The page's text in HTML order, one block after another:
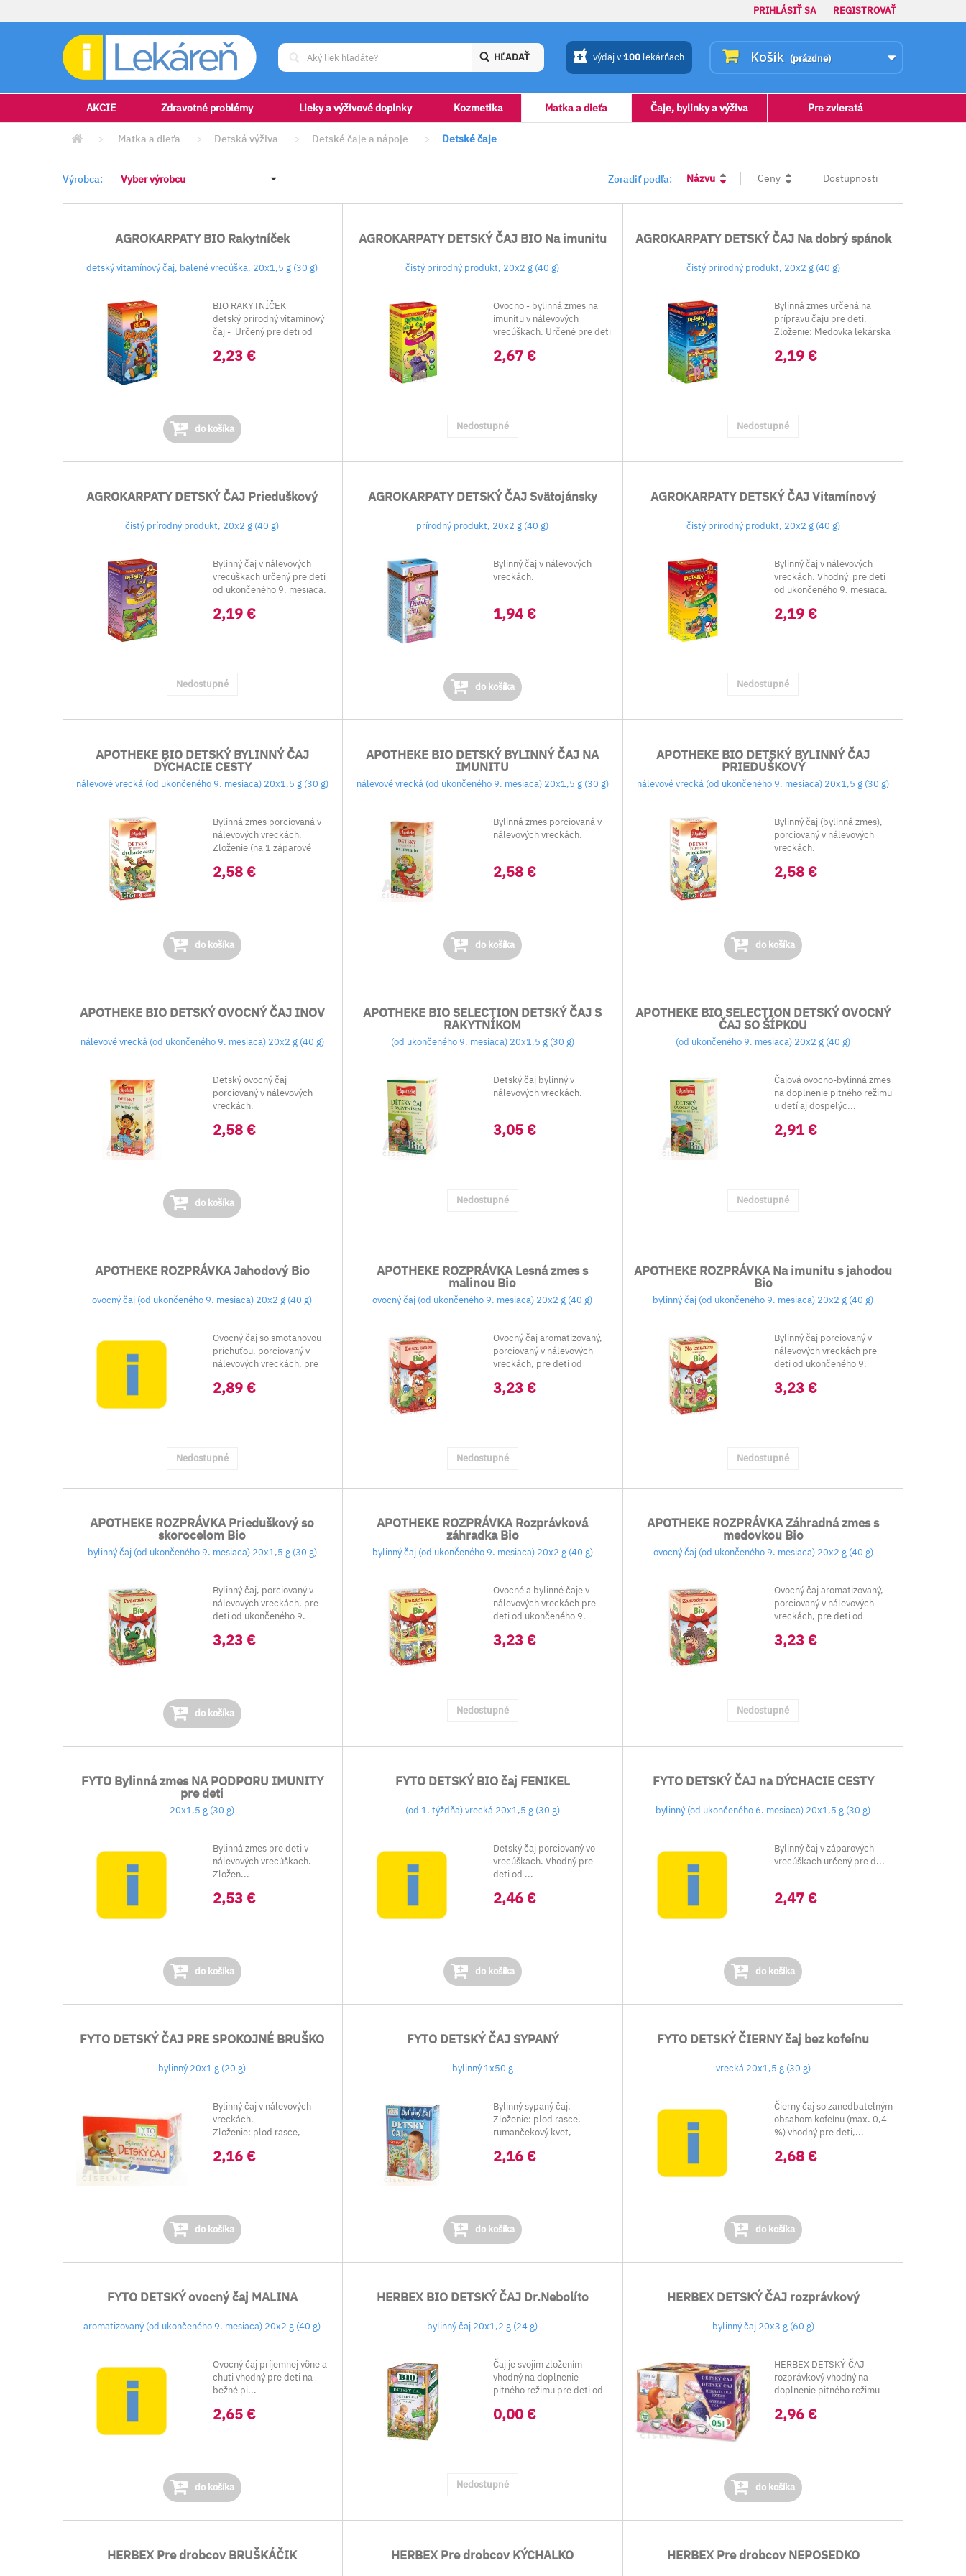
PRIHLÁSIŤ SA REGISTROVAŤ
Košík (prázdne)
HĽADAŤ výdaj v100 lekárňach
AKCIE Zdravotné problémy Lieky a výživové doplnky Kozmetika Matka a dieťa Čaje, bylinky a výživa Pre zvieratá
> Matka a dieťa > Detská výživa > Detské čaje a nápoje > Detské čaje
Výrobca: Vyber výrobcu Zoradiť podľa: Názvu Ceny Dostupnosti
AGROKARPATY BIO Rakytníček
detský vitamínový čaj, balené vrecúška, 20x1,5 g (30 g)
BIO RAKYTNÍČEK
detský prírodný vitamínový
čaj - Určený pre deti od
2,23 €
do košíka
AGROKARPATY DETSKÝ ČAJ BIO Na imunitu
čistý prírodný produkt, 20x2 g (40 g)
Ovocno - bylinná zmes na
imunitu v nálevových
vrecúškach. Určené pre deti
2,67 €
Nedostupné
AGROKARPATY DETSKÝ ČAJ Na dobrý spánok
čistý prírodný produkt, 20x2 g (40 g)
Bylinná zmes určená na
prípravu čaju pre deti.
Zloženie: Medovka lekárska
2,19 €
Nedostupné
AGROKARPATY DETSKÝ ČAJ Prieduškový
čistý prírodný produkt, 20x2 g (40 g)
Bylinný čaj v nálevových
vrecúškach určený pre deti
od ukončeného 9. mesiaca.
2,19 €
Nedostupné
AGROKARPATY DETSKÝ ČAJ Svätojánsky
prírodný produkt, 20x2 g (40 g)
Bylinný čaj v nálevových
vreckách.
1,94 €
do košíka
AGROKARPATY DETSKÝ ČAJ Vitamínový
čistý prírodný produkt, 20x2 g (40 g)
Bylinný čaj v nálevových
vreckách. Vhodný pre deti
od ukončeného 9. mesiaca.
2,19 €
Nedostupné
APOTHEKE BIO DETSKÝ BYLINNÝ ČAJ
DÝCHACIE CESTY
nálevové vrecká (od ukončeného 9. mesiaca) 20x1,5 g (30 g)
Bylinná zmes porciovaná v
nálevových vreckách.
Zloženie (na 1 záparové
2,58 €
do košíka
APOTHEKE BIO DETSKÝ BYLINNÝ ČAJ NA
IMUNITU
nálevové vrecká (od ukončeného 9. mesiaca) 20x1,5 g (30 g)
Bylinná zmes porciovaná v
nálevových vreckách.
2,58 €
do košíka
APOTHEKE BIO DETSKÝ BYLINNÝ ČAJ
PRIEDUŠKOVÝ
nálevové vrecká (od ukončeného 9. mesiaca) 20x1,5 g (30 g)
Bylinný čaj (bylinná zmes),
porciovaný v nálevových
vreckách.
2,58 €
do košíka
APOTHEKE BIO DETSKÝ OVOCNÝ ČAJ INOV
nálevové vrecká (od ukončeného 9. mesiaca) 20x2 g (40 g)
Detský ovocný čaj
porciovaný v nálevových
vreckách.
2,58 €
do košíka
APOTHEKE BIO SELECTION DETSKÝ ČAJ S
RAKYTNÍKOM
(od ukončeného 9. mesiaca) 20x1,5 g (30 g)
Detský čaj bylinný v
nálevových vreckách.
3,05 €
Nedostupné
APOTHEKE BIO SELECTION DETSKÝ OVOCNÝ
ČAJ SO ŠÍPKOU
(od ukončeného 9. mesiaca) 20x2 g (40 g)
Čajová ovocno-bylinná zmes
na doplnenie pitného režimu
u detí aj dospelýc...
2,91 €
Nedostupné
APOTHEKE ROZPRÁVKA Jahodový Bio
ovocný čaj (od ukončeného 9. mesiaca) 20x2 g (40 g)
Ovocný čaj so smotanovou
príchuťou, porciovaný v
nálevových vreckách, pre
2,89 €
Nedostupné
APOTHEKE ROZPRÁVKA Lesná zmes s
malinou Bio
ovocný čaj (od ukončeného 9. mesiaca) 20x2 g (40 g)
Ovocný čaj aromatizovaný,
porciovaný v nálevových
vreckách, pre deti od
3,23 €
Nedostupné
APOTHEKE ROZPRÁVKA Na imunitu s jahodou
Bio
bylinný čaj (od ukončeného 9. mesiaca) 20x2 g (40 g)
Bylinný čaj porciovaný v
nálevových vreckách pre
deti od ukončeného 9.
3,23 €
Nedostupné
APOTHEKE ROZPRÁVKA Prieduškový so
skorocelom Bio
bylinný čaj (od ukončeného 9. mesiaca) 20x1,5 g (30 g)
Bylinný čaj, porciovaný v
nálevových vreckách, pre
deti od ukončeného 9.
3,23 €
do košíka
APOTHEKE ROZPRÁVKA Rozprávková
záhradka Bio
bylinný čaj (od ukončeného 9. mesiaca) 20x2 g (40 g)
Ovocné a bylinné čaje v
nálevových vreckách pre
deti od ukončeného 9.
...
3,23 €
Nedostupné
APOTHEKE ROZPRÁVKA Záhradná zmes s
medovkou Bio
ovocný čaj (od ukončeného 9. mesiaca) 20x2 g (40 g)
Ovocný čaj aromatizovaný,
porciovaný v nálevových
vreckách, pre deti od
3,23 €
Nedostupné
FYTO Bylinná zmes NA PODPORU IMUNITY
pre deti
20x1,5 g (30 g)
Bylinná zmes pre deti v
nálevových vrecúškach.
Zložen...
2,53 €
do košíka
FYTO DETSKÝ BIO čaj FENIKEL
(od 1. týždňa) vrecká 20x1,5 g (30 g)
Detský čaj porciovaný vo
vrecúškach. Vhodný pre
deti od ...
2,46 €
do košíka
FYTO DETSKÝ ČAJ na DÝCHACIE CESTY
bylinný (od ukončeného 6. mesiaca) 20x1,5 g (30 g)
Bylinný čaj v záparových
vrecúškach určený pre d...
2,47 €
do košíka
FYTO DETSKÝ ČAJ PRE SPOKOJNÉ BRUŠKO
bylinný 20x1 g (20 g)
Bylinný čaj v nálevových
vreckách.
Zloženie: plod rasce,
medovko...
2,16 €
do košíka
FYTO DETSKÝ ČAJ SYPANÝ
bylinný 1x50 g
Bylinný sypaný čaj.
Zloženie: plod rasce,
rumančekový kvet,
2,16 €
do košíka
FYTO DETSKÝ ČIERNY čaj bez kofeínu
vrecká 20x1,5 g (30 g)
Čierny čaj so zanedbateľným
obsahom kofeínu (max. 0,4
%) vhodný pre deti,...
2,68 €
do košíka
FYTO DETSKÝ ovocný čaj MALINA
aromatizovaný (od ukončeného 9. mesiaca) 20x2 g (40 g)
Ovocný čaj príjemnej vône a
chuti vhodný pre deti na
bežné pi...
2,65 €
do košíka
HERBEX BIO DETSKÝ ČAJ Dr.Nebolíto
bylinný čaj 20x1,2 g (24 g)
Čaj je svojim zložením
vhodný na doplnenie
pitného režimu pre deti od
0,00 €
Nedostupné
HERBEX DETSKÝ ČAJ rozprávkový
bylinný čaj 20x3 g (60 g)
HERBEX DETSKÝ ČAJ
rozprávkový vhodný na
doplnenie pitného režimu
2,96 €
do košíka
HERBEX Pre drobcov BRUŠKÁČIK HERBEX Pre drobcov KÝCHALKO HERBEX Pre drobcov NEPOSEDKO